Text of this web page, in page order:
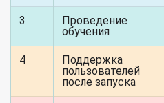
3
Проведение
обучения
4
Поддержка
пользователей
после запуска